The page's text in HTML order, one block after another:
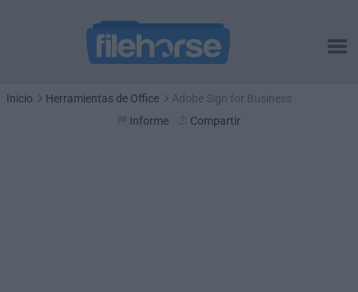
Inicio Herramientas de Office
Adobe Sign for Business
Informe
Compartir